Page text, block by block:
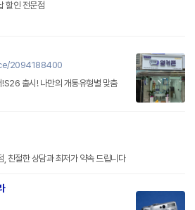
온라인휴대폰성지 현금완납 일시납 할인 전문점
2094188400
출시! 나만의 개통유형별 맞춤
친절한 상담과 최저가 약속 드립니다